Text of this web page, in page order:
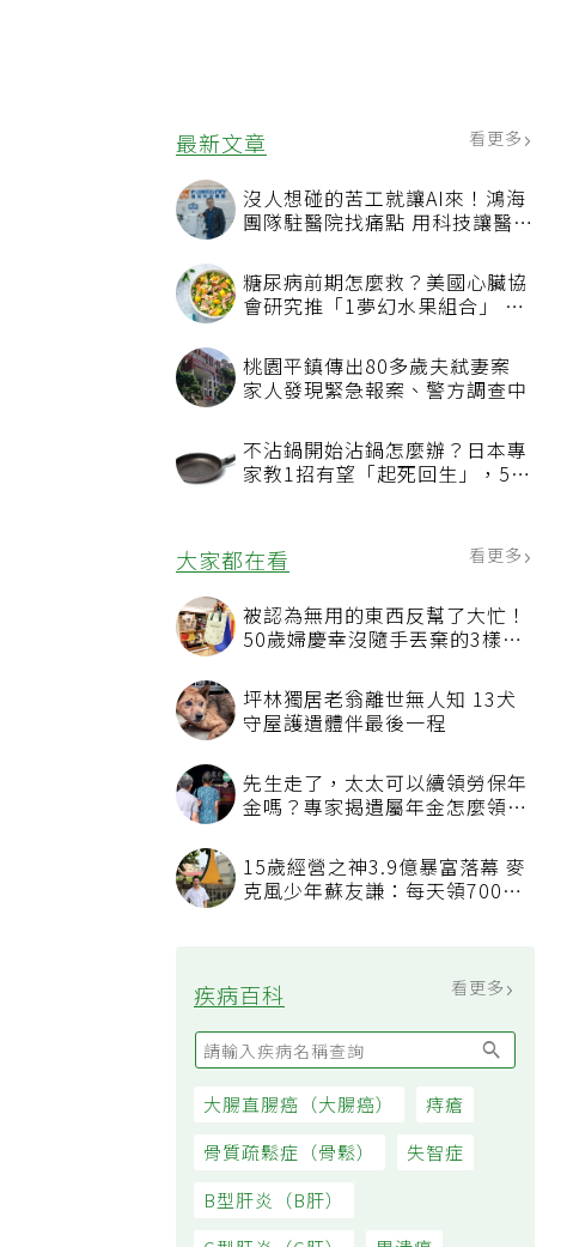
最新文章 看更多
沒人想碰的苦工就讓AI來！鴻海
團隊駐醫院找痛點 用科技讓醫療
糖尿病前期怎麼救？美國心臟協
會研究推「1夢幻水果組合」 酪
桃園平鎮傳出80多歲夫弒妻案
家人發現緊急報案、警方調查中
不沾鍋開始沾鍋怎麼辦？日本專
家教1招有望「起死回生」，5情
大家都在看 看更多
被認為無用的東西反幫了大忙！
50歲婦慶幸沒隨手丟棄的3樣物
坪林獨居老翁離世無人知 13犬
守屋護遺體伴最後一程
先生走了，太太可以續領勞保年
金嗎？專家揭遺屬年金怎麼領，
15歲經營之神3.9億暴富落幕 麥
克風少年蘇友謙：每天領700元
疾病百科 看更多
大腸直腸癌（大腸癌）
痔瘡
骨質疏鬆症（骨鬆）
失智症
B型肝炎（B肝）